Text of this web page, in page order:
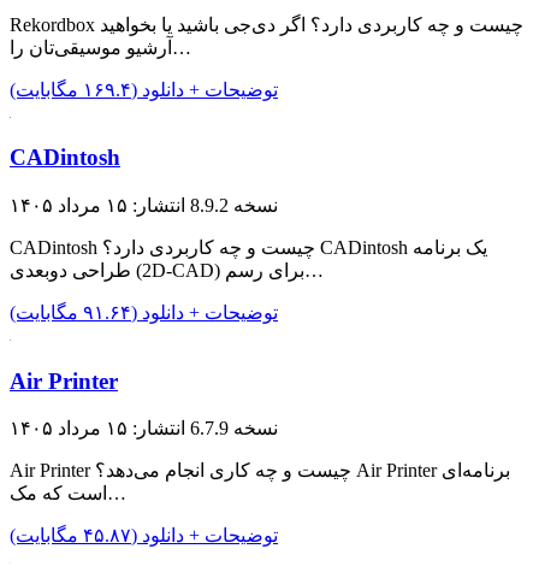
Rekordbox چیست و چه کاربردی دارد؟ اگر دی‌جی باشید یا بخواهید
آرشیو موسیقی‌تان را…
توضیحات + دانلود (۱۶۹.۴ مگابایت)
CADintosh
نسخه 8.9.2 انتشار: ۱۵ مرداد ۱۴۰۵
CADintosh چیست و چه کاربردی دارد؟ CADintosh یک برنامه
طراحی دوبعدی (2D-CAD) برای رسم…
توضیحات + دانلود (۹۱.۶۴ مگابایت)
Air Printer
نسخه 6.7.9 انتشار: ۱۵ مرداد ۱۴۰۵
Air Printer چیست و چه کاری انجام می‌دهد؟ Air Printer برنامه‌ای
است که مک…
توضیحات + دانلود (۴۵.۸۷ مگابایت)